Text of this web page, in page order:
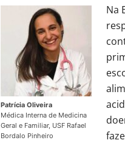
Patrícia Oliveira
Médica Interna de Medicina
Geral e Familiar, USF Rafael
Bordalo Pinheiro
Na